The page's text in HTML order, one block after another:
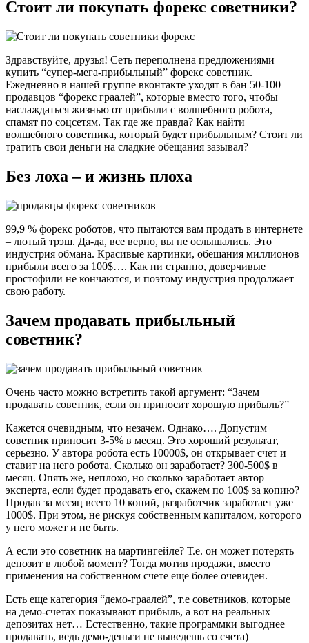
Стоит ли покупать форекс советники?
Здравствуйте, друзья! Сеть переполнена предложениями
купить “супер-мега-прибыльный” форекс советник.
Ежедневно в нашей группе вконтакте уходят в бан 50-100
продавцов “форекс граалей”, которые вместо того, чтобы
наслаждаться жизнью от прибыли с волшебного робота,
спамят по соцсетям. Так где же правда? Как найти
волшебного советника, который будет прибыльным? Стоит ли
тратить свои деньги на сладкие обещания зазывал?
Без лоха – и жизнь плоха
99,9 % форекс роботов, что пытаются вам продать в интернете
– лютый трэш. Да-да, все верно, вы не ослышались. Это
индустрия обмана. Красивые картинки, обещания миллионов
прибыли всего за 100$…. Как ни странно, доверчивые
простофили не кончаются, и поэтому индустрия продолжает
свою работу.
Зачем продавать прибыльный
советник?
Очень часто можно встретить такой аргумент: “Зачем
продавать советник, если он приносит хорошую прибыль?”
Кажется очевидным, что незачем. Однако…. Допустим
советник приносит 3-5% в месяц. Это хороший результат,
серьезно. У автора робота есть 10000$, он открывает счет и
ставит на него робота. Сколько он заработает? 300-500$ в
месяц. Опять же, неплохо, но сколько заработает автор
эксперта, если будет продавать его, скажем по 100$ за копию?
Продав за месяц всего 10 копий, разработчик заработает уже
1000$. При этом, не рискуя собственным капиталом, которого
у него может и не быть.
А если это советник на мартингейле? Т.е. он может потерять
депозит в любой момент? Тогда мотив продажи, вместо
применения на собственном счете еще более очевиден.
Есть еще категория “демо-граалей”, т.е советников, которые
на демо-счетах показывают прибыль, а вот на реальных
депозитах нет… Естественно, такие программки выгоднее
продавать, ведь демо-деньги не выведешь со счета)